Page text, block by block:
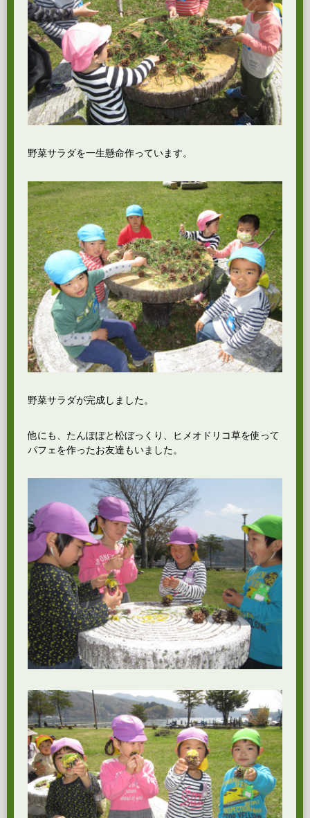
野菜サラダを一生懸命作っています。
野菜サラダが完成しました。
他にも、たんぽぽと松ぼっくり、ヒメオドリコ草を使って
パフェを作ったお友達もいました。